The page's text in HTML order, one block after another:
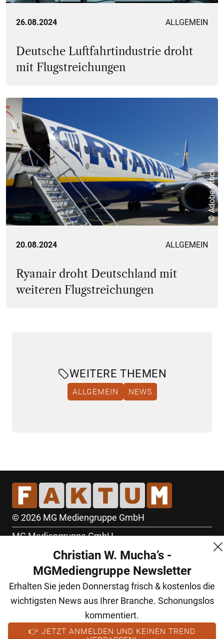
26.08.2024 ALLGEMEIN
Deutsche Luftfahrtindustrie droht
mit Flugstreichungen
© Adobe Stock
20.08.2024 ALLGEMEIN
Ryanair droht Deutschland mit
weiteren Flugstreichungen
WEITERE THEMEN
ALLGEMEIN NEWS
© 2026 MG Mediengruppe GmbH
MG Mediengruppe GmbH
Burgring 1/7
1010 Wien
+43 (1) 522 14 14
office@mgmedien.at
Kontakt
Christian W. Mucha’s -
MGMediengruppe Newsletter
Erhalten Sie jeden Donnerstag frisch & kostenlos die
wichtigsten News aus Ihrer Branche. Schonungslos
kommentiert.
👉 JETZT ANMELDEN UND KEINEN TREND